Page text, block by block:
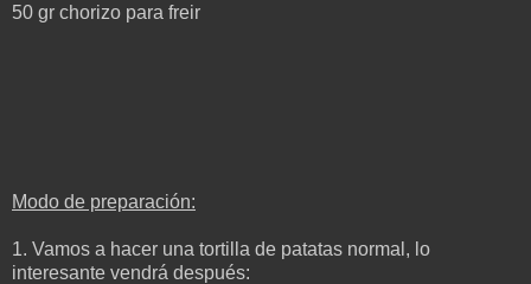
50 gr chorizo para freir
Modo de preparación:
1. Vamos a hacer una tortilla de patatas normal, lo
interesante vendrá después: